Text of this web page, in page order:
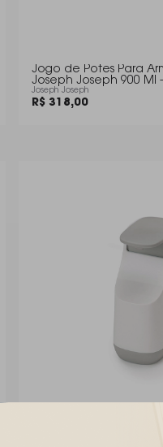
Jogo de Potes Para
Joseph Joseph 900 Ml
Joseph Joseph
R$ 318,00
Porta Sabonete